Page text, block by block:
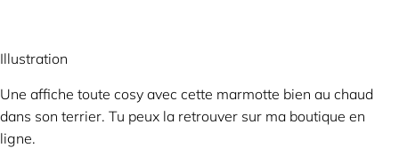
Illustration
Une affiche toute cosy avec cette marmotte bien au chaud
dans son terrier. Tu peux la retrouver sur ma boutique en
ligne.